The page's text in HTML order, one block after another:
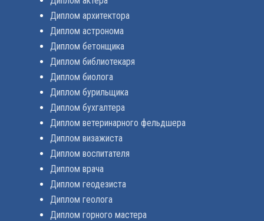
Диплом архитектора
Диплом астронома
Диплом бетонщика
Диплом библиотекаря
Диплом биолога
Диплом бурильщика
Диплом бухгалтера
Диплом ветеринарного фельдшера
Диплом визажиста
Диплом воспитателя
Диплом врача
Диплом геодезиста
Диплом геолога
Диплом горного мастера